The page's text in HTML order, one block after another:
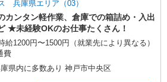
兵庫県エリア（03）
カンタン軽作業、倉庫での箱詰め・入出
★未経験OKのお仕事たくさん！
給1200円〜1500円（就業先により異なる）
費
県内に多数あり 神戸市中央区